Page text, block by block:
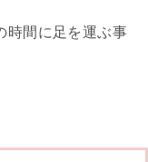
時間に足を運ぶ事